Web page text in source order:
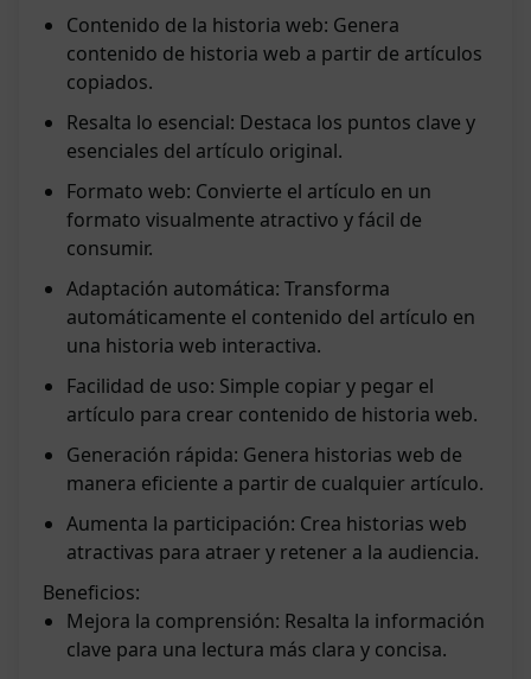
Contenido de la historia web: Genera
contenido de historia web a partir de artículos
copiados.
Resalta lo esencial: Destaca los puntos clave y
esenciales del artículo original.
Formato web: Convierte el artículo en un
formato visualmente atractivo y fácil de
consumir.
Adaptación automática: Transforma
automáticamente el contenido del artículo en
una historia web interactiva.
Facilidad de uso: Simple copiar y pegar el
artículo para crear contenido de historia web.
Generación rápida: Genera historias web de
manera eficiente a partir de cualquier artículo.
Aumenta la participación: Crea historias web
atractivas para atraer y retener a la audiencia.
Beneficios:
Mejora la comprensión: Resalta la información
clave para una lectura más clara y concisa.